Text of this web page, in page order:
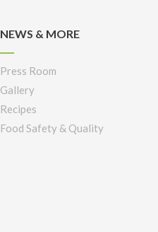
NEWS & MORE
Press Room
Gallery
Recipes
Food Safety & Quality